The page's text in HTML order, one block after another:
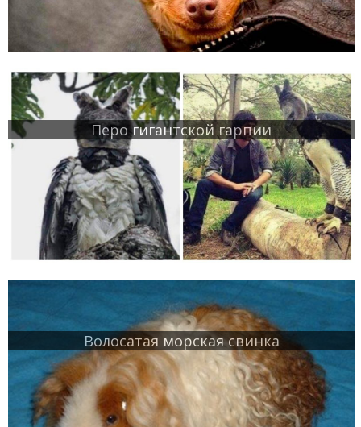
Перо гигантской гарпии
Волосатая морская свинка